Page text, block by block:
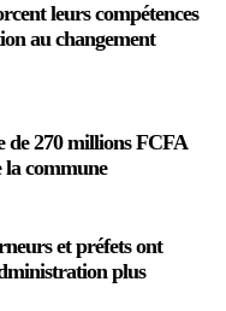
leurs compétences
au changement
de 270 millions FCFA
commune
et préfets ont
plus